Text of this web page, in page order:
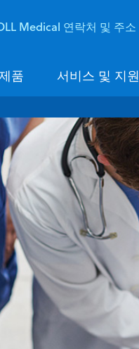
Medical 연락처 및 주소
품 서비스 및 지원